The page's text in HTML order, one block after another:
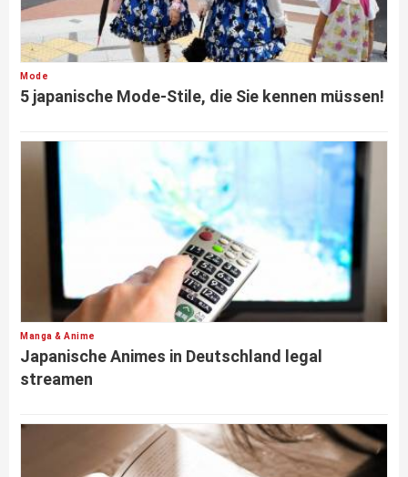
Mode
5 japanische Mode-Stile, die Sie kennen müssen!
Manga & Anime
Japanische Animes in Deutschland legal
streamen